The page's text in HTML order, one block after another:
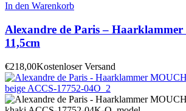
In den Warenkorb
Alexandre de Paris –
11,5cm
€218,00Kostenloser Versand